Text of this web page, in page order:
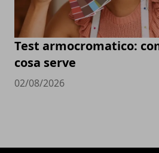
Test armocromatico:
cosa serve
02/08/2026